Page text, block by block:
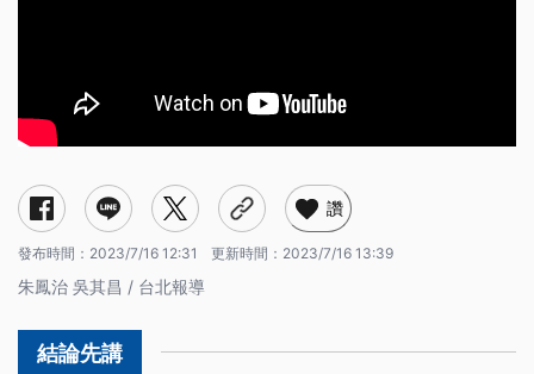
讚
發布時間： 2023/7/16 12:31 更新時間： 2023/7/16 13:39
朱鳳治 吳其昌 / 台北報導